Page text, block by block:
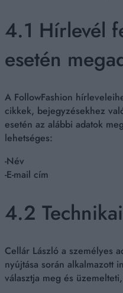
4.1 Hírlevél
esetén
A FollowFashion
cikkek, bejegyzésekhez
esetén az alábbi adatok
lehetséges:
-Név
-E-mail cím
4.2
Cellár László a személyes
nyújtása során alkalmazott
választja meg és